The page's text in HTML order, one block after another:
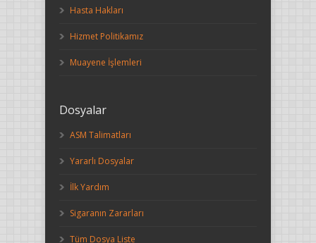
Hasta Hakları
Hizmet Politikamız
Muayene İşlemleri
Dosyalar
ASM Talimatları
Yararlı Dosyalar
İlk Yardım
Sigaranın Zararları
Tüm Dosya Liste